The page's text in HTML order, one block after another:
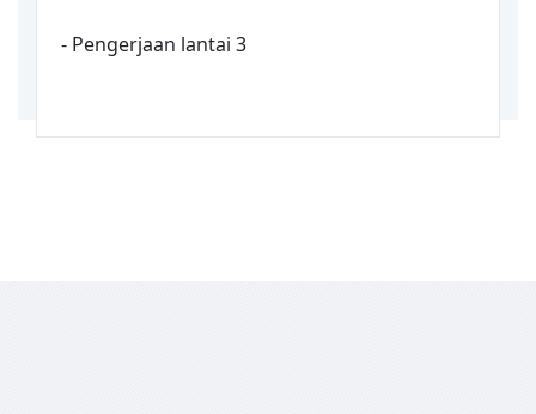
- Pengerjaan lantai 3